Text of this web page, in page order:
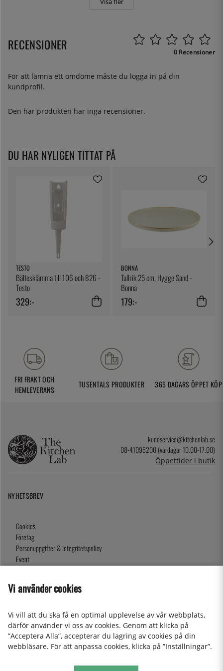
Visa fler
RECENSIONER 0 Recensioner
För att lämna ett omdöme måste du logga in på din
kundprofil.
Den här produkten har inga recensioner.
DU HAR NYLIGEN TITTAT PÅ
TESTO
Bältesklämma till 106 och 826 -
Testo
329:-
BONNA
Tallrik 25 cm, Hygge Sand -
Bonna
179:-
FRI FRAKT OCH
HEMLEVERANS
TUSENTALS PRODUKTER 365 DAGARS ÖPPET KÖP
kundservice@kitchenlab.se
08-41095200 (vardagar 10.00-17.00)
Öppettider i butik
NYHETSBREV
Cookies
Företag
Personuppgifter & Integritetspolicy
Event
Presentkort
2026 KitchenLab AB
Vi använder cookies
Vi vill att du ska få en optimal upplevelse av vår webbplats,
därför använder vi oss av cookies. Genom att klicka på
”Acceptera Alla”, accepterar du lagring av cookies på din
webbläsare. För att anpassa cookies, klicka på ”Inställningar”.